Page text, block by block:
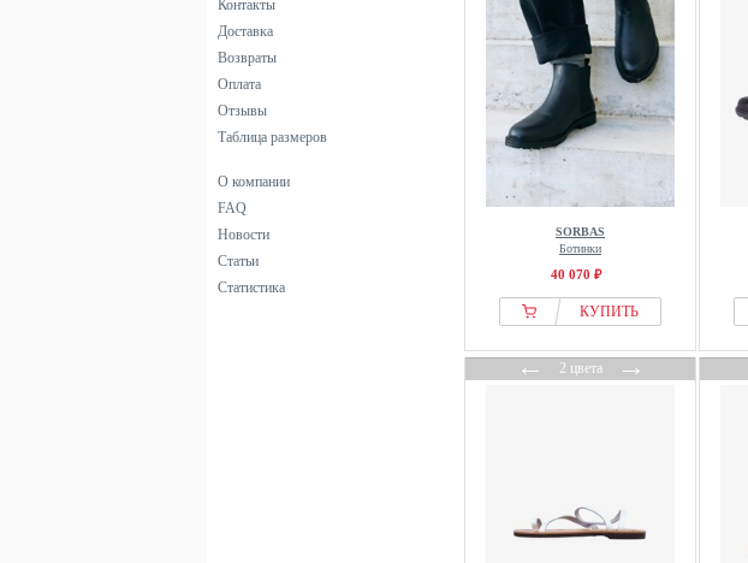
Контакты
Доставка
Возвраты
Оплата
Отзывы
Таблица размеров
О компании
FAQ
Новости
Статьи
Статистика
SORBAS
Ботинки
40 070 ₽
КУПИТЬ
←2 цвета→